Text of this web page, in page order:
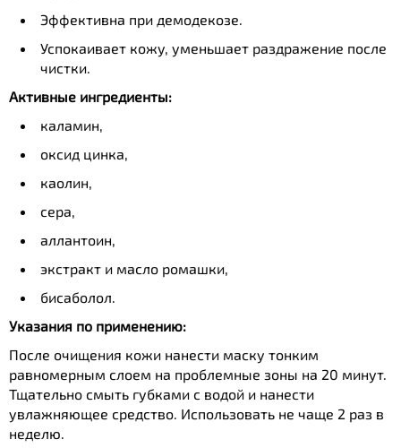
Эффективна при демодекозе.
Успокаивает кожу, уменьшает раздражение после
чистки.
Активные ингредиенты:
каламин,
оксид цинка,
каолин,
сера,
аллантоин,
экстракт и масло ромашки,
бисаболол.
Указания по применению:
После очищения кожи нанести маску тонким
равномерным слоем на проблемные зоны на 20 минут.
Тщательно смыть губками с водой и нанести
увлажняющее средство. Использовать не чаще 2 раз в
неделю.